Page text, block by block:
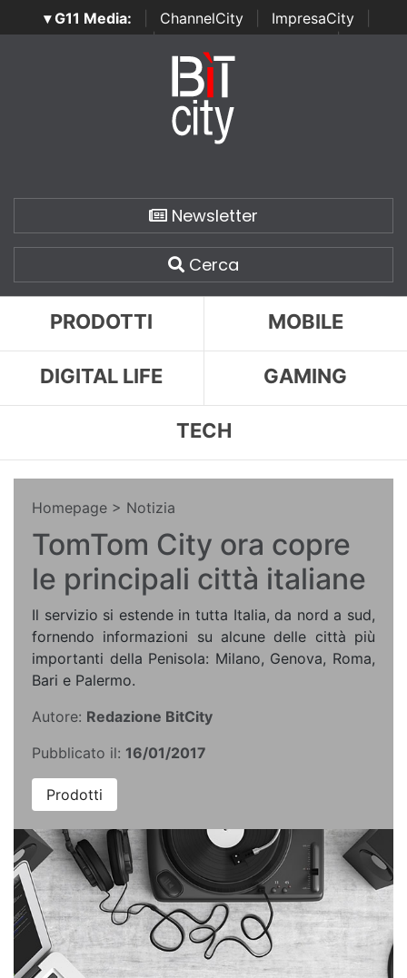
▾ G11 Media: ChannelCity ImpresaCity
SecurityOpenLab | Italian Channel Awards | Italian
Italian Security Awards
Newsletter
Cerca
PRODOTTI MOBILE
DIGITAL LIFE GAMING
TECH
Homepage > Notizia
TomTom City ora copre
le principali città italiane
Il servizio si estende in tutta Italia, da nord a sud,
fornendo informazioni su alcune delle città più
importanti della Penisola: Milano, Genova, Roma,
Bari e Palermo.
Autore: Redazione BitCity
Pubblicato il: 16/01/2017
Prodotti